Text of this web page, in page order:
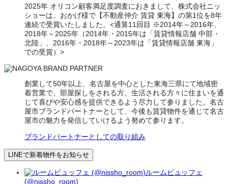
2025年 オリコン顧客満足度調査におきまして、株式会社ニッ
ショーは、おかげ様で【不動産仲介 賃貸 東海】の第1位を8年
連続で受賞いたしました。<通算11回目 ※2014年～2016年、
2018年～2025年（2014年・2015年は「賃貸情報店舗 中部・
北陸」、2016年・2018年～2023年は「賃貸情報店舗 東海」
での受賞）>
創業して50年以上、名古屋を中心とした東海三県にて地域密
着営業で、部屋探しをされる方、生活される方々に住まいを通
じて喜びや安心感を提供できるよう尽力して参りました。名古
屋市ブランドパートナーとして、今後も賃貸物件を通じて名古
屋市の魅力を発信していけるよう努めて参ります。
ブランドパートナーとしての取り組み
LINEで新着物件をお知らせ
ルームビュッフェ
(@nissho_room)